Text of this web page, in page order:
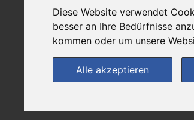
Diese Website verwendet
besser an Ihre Bedürfnisse
kommen oder um unsere
Alle akzeptieren